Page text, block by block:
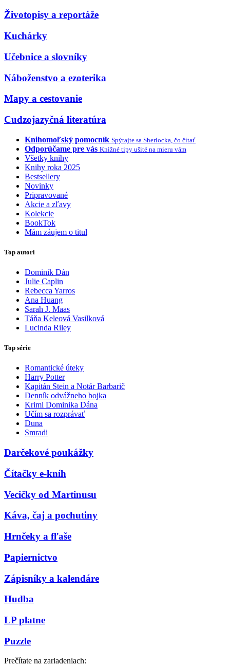
Životopisy a reportáže
Kuchárky
Učebnice a slovníky
Náboženstvo a ezoterika
Mapy a cestovanie
Cudzojazyčná literatúra
Knihomoľský pomocník Spýtajte sa Sherlocka, čo čítať
Odporúčame pre vás Knižné tipy ušité na mieru vám
Všetky knihy
Knihy roka 2025
Bestsellery
Novinky
Pripravované
Akcie a zľavy
Kolekcie
BookTok
Mám záujem o titul
Top autori
Dominik Dán
Julie Caplin
Rebecca Yarros
Ana Huang
Sarah J. Maas
Táňa Keleová Vasilková
Lucinda Riley
Top série
Romantické úteky
Harry Potter
Kapitán Stein a Notár Barbarič
Denník odvážneho bojka
Krimi Dominika Dána
Učím sa rozprávať
Duna
Smradi
Darčekové poukážky
Čítačky e-kníh
Vecičky od Martinusu
Káva, čaj a pochutiny
Hrnčeky a fľaše
Papiernictvo
Zápisníky a kalendáre
Hudba
LP platne
Puzzle
Prečítate na zariadeniach: